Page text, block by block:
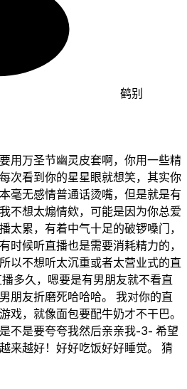
鹤别
用万圣节幽灵皮套啊，你用一些精
次看到你的星星眼就想笑，其实你
毫无感情普通话烫嘴，但是就是有
不想太煽情欸，可能是因为你总爱
太累，有着中气十足的破锣嗓门，
时候听直播也是需要消耗精力的，
以不想听太沉重或者太营业式的直
多久，嗯要是有男朋友就不看直
朋友折磨死哈哈哈。 我对你的直
戏，就像面包要配牛奶才不干巴。
不是要夸夸我然后亲亲我-3- 希望
来越好！好好吃饭好好睡觉。 猜